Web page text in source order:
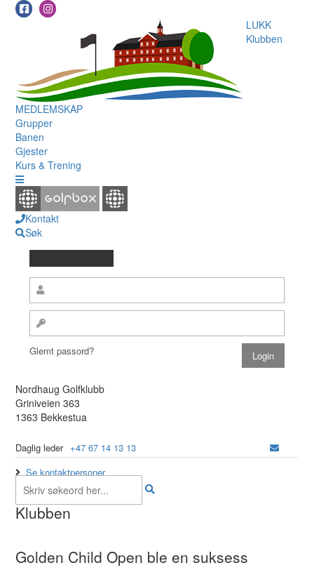
LUKK
Klubben
MEDLEMSKAP
Grupper
Banen
Gjester
Kurs & Trening
Kontakt
Søk
Glemt passord?
Nordhaug Golfklubb
Griniveien 363
1363 Bekkestua
Daglig leder +47 67 14 13 13
Se kontaktpersoner
Klubben
Golden Child Open ble en suksess